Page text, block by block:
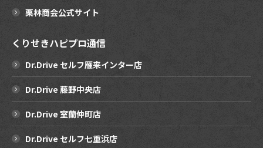
栗林商会公式サイト
くりせきハピプロ通信
Dr.Drive セルフ雁来インター店
Dr.Drive 藤野中央店
Dr.Drive 室蘭仲町店
Dr.Drive セルフ七重浜店